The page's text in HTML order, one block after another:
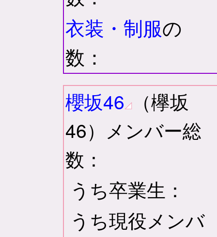
衣装・制服の
数：
櫻坂46
（欅坂
46）メンバー総
数：
うち卒業生：
うち現役メンバ